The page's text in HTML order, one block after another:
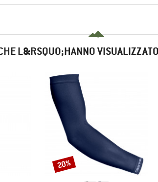
L&RSQUO;HANNO
Sconto
20%